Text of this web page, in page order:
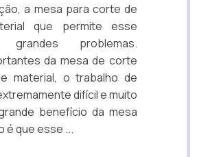
a mesa para corte de
que permite esse
problemas.
da mesa de corte
material, o trabalho de
difícil e muito
benefício da mesa
é que esse ...